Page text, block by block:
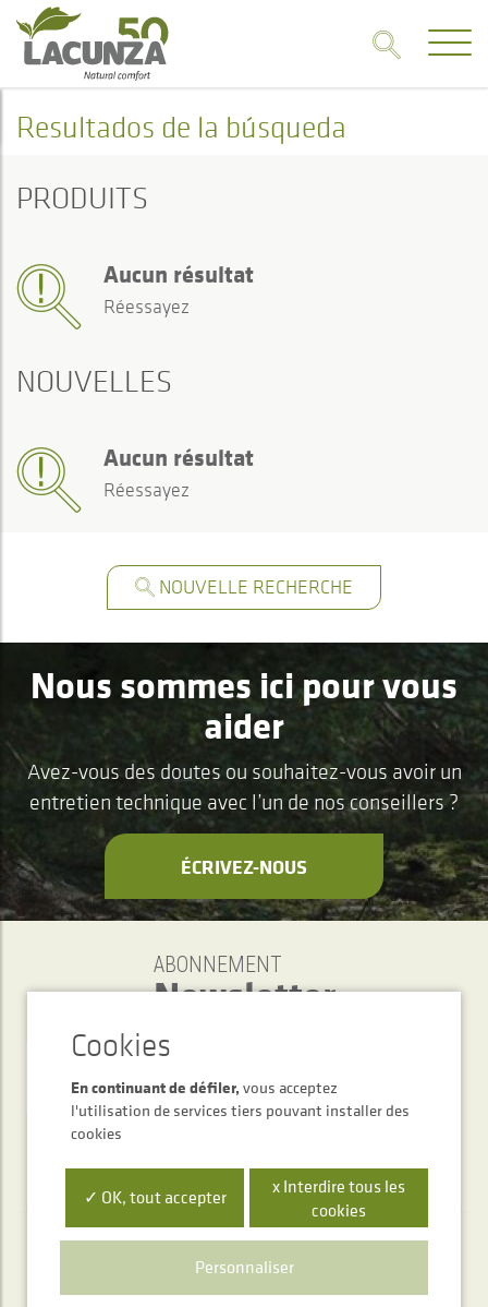
Resultados de la búsqueda
PRODUITS
Aucun résultat
Réessayez
NOUVELLES
Aucun résultat
Réessayez
NOUVELLE RECHERCHE
Nous sommes ici pour vous
aider
Avez-vous des doutes ou souhaitez-vous avoir un
entretien technique avec l’un de nos conseillers ?
ÉCRIVEZ-NOUS
ABONNEMENT
Newsletter
Service d'accueil téléphonique
+34 948 563 511
En continuant de défiler,vous acceptez
l'utilisation de services tiers pouvant installer des
cookies
✓ OK, tout accepter
x Interdire tous les
cookies
Personnaliser